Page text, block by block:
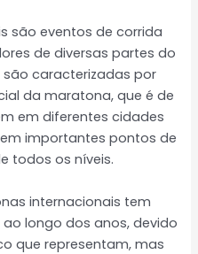
são eventos de corrida
de diversas partes do
caracterizadas por
da maratona, que é de
em diferentes cidades
importantes pontos de
todos os níveis.
internacionais tem
longo dos anos, devido
que representam, mas